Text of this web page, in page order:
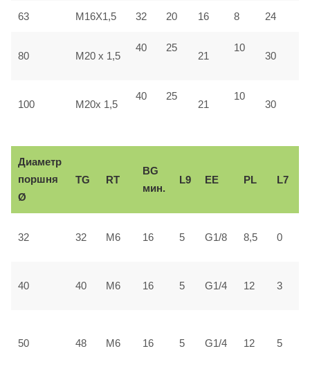
63 M16X1,5 32 20 16 8 24
80 M20 x 1,5
40 25
21
10
30
100 M20x 1,5
40 25
21
10
30
Диаметр
поршня
Ø
TG RT
BG
мин.
L9 ЕЕ PL L7
32 32 М6 16 5 G1/8 8,5 0
40 40 М6 16 5 G1/4 12 3
50 48 М6 16 5 G1/4 12 5